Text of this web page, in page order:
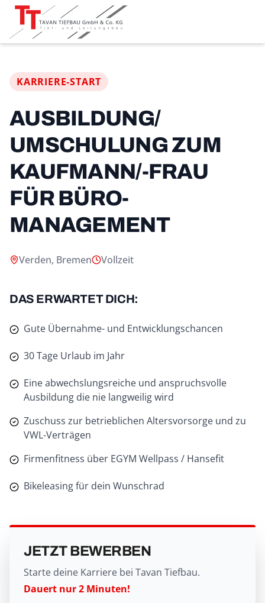
KARRIERE-START
AUSBILDUNG/
UMSCHULUNG ZUM
KAUFMANN/-FRAU
FÜR BÜRO­
MANAGEMENT
Verden, Bremen Vollzeit
DAS ERWARTET DICH:
Gute Übernahme- und Entwicklungschancen
30 Tage Urlaub im Jahr
Eine abwechslungsreiche und anspruchsvolle
Ausbildung die nie langweilig wird
Zuschuss zur betrieblichen Altersvorsorge und zu
VWL-Verträgen
Firmenfitness über EGYM Wellpass / Hansefit
Bikeleasing für dein Wunschrad
JETZT BEWERBEN
Starte deine Karriere bei Tavan Tiefbau.
Dauert nur 2 Minuten!